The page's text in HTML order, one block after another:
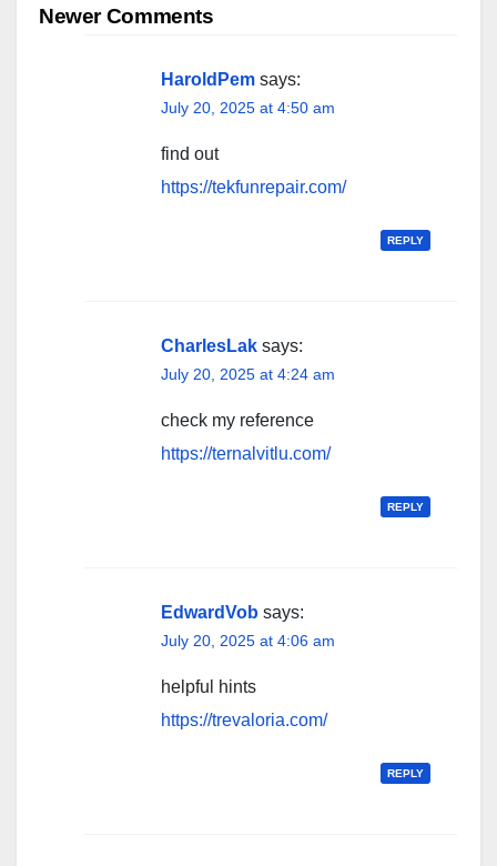
navigation
Newer Comments
HaroldPem says:
July 20, 2025 at 4:50 am
find out
https://tekfunrepair.com/
REPLY
CharlesLak says:
July 20, 2025 at 4:24 am
check my reference
https://ternalvitlu.com/
REPLY
EdwardVob says:
July 20, 2025 at 4:06 am
helpful hints
https://trevaloria.com/
REPLY